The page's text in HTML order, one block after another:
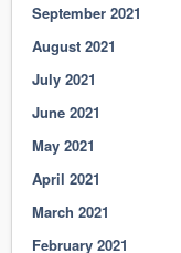
September 2021
August 2021
July 2021
June 2021
May 2021
April 2021
March 2021
February 2021